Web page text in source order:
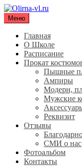
Перейти
содержимому
Olirna-vl.ru
Школа исторического
Меню
Главная
О Школе
Расписание
Прокат
Пышные
Ампиры
Модерн,
Мужские
Реквизит
Отзывы
СМИ о нас
Фотоальбом
Контакты